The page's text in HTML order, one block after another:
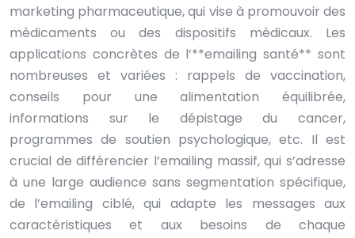
marketing pharmaceutique, qui vise à promouvoir des
médicaments ou des dispositifs médicaux. Les
applications concrètes de l’**emailing santé** sont
nombreuses et variées : rappels de vaccination,
conseils pour une alimentation équilibrée,
informations sur le dépistage du cancer,
programmes de soutien psychologique, etc. Il est
crucial de différencier l’emailing massif, qui s’adresse
à une large audience sans segmentation spécifique,
de l’emailing ciblé, qui adapte les messages aux
caractéristiques et aux besoins de chaque